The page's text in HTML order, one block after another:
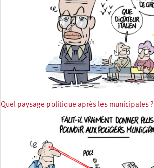
Quel paysage politique après les municipales ?